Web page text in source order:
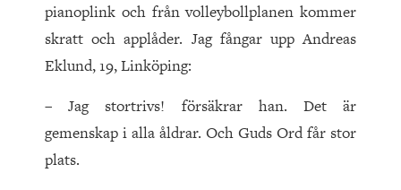
pianoplink och från volleybollplanen kommer
skratt och applåder. Jag fångar upp Andreas
Eklund, 19, Linköping:
– Jag stortrivs! försäkrar han. Det är
gemenskap i alla åldrar. Och Guds Ord får stor
plats.